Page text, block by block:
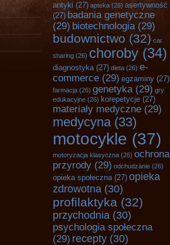
antyki (27) apteka (26) asertywność
(27) badania genetyczne
(29) biotechnologia (29)
budownictwo (32) car
sharing (26) choroby (34)
diagnostyka(27) dieta (26) e-
commerce (29) egzaminy (27)
farmacja (26) genetyka (29) gry
edukacyjne (26) korepetycje (27)
materiały medyczne (29)
medycyna(33)
motocykle (37)
motoryzacja klasyczna (26) ochrona
przyrody (29) odchudzanie (26)
opieka społeczna(27) opieka
zdrowotna (30)
profilaktyka (32)
przychodnia (30)
psychologia społeczna
(29) recepty (30)